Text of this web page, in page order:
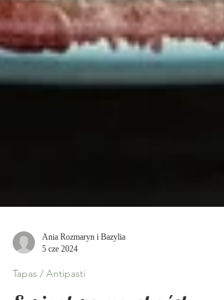
Ania Rozmaryn i Bazylia